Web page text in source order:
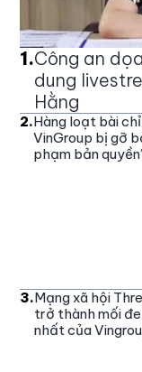
1.Công an
dung
Hằng
2.Hàng loạt bài
VinGroup bị gỡ
phạm bản quyền’
3.Mạng xã hội
trở thành mối
nhất của